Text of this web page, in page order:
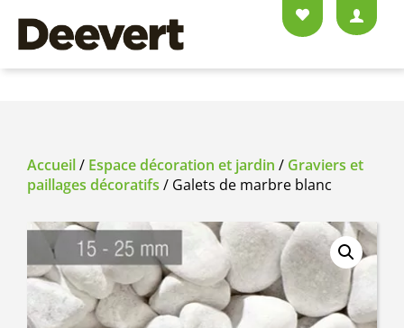
Accueil/ Espace décoration et jardin / Graviers et
paillages décoratifs / Galets de marbre blanc